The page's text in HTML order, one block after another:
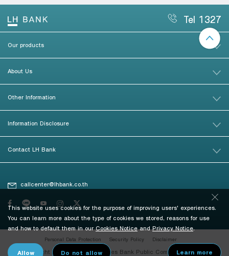
Tel 1327
Our products
About Us
Other Information
Information Disclosure
Contact LH Bank
callcenter@lhbank.co.th
© Copyright 2026 Land and Houses Bank Public Company Limited. All
Personal Data Protection Security Policy Disclaimer
This website uses cookies for the purpose of improving users' experiences.
You can learn more about the type of cookies we stored, reasons for use
and how to default them in ourCookies NoticeandPrivacy Notice.